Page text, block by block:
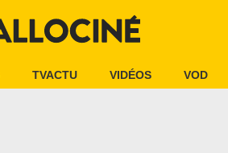
TVACTU VIDÉOS VOD